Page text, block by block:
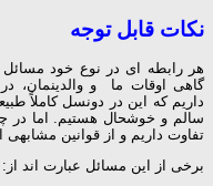
نکات قابل توجه
هر رابطه ای در نوع خود مسائل
گاهی اوقات ما و والدینمان،
داریم که این در دونسل کاملاً
سالم و خوشحال هستیم. اما در
تفاوت داریم و از قوانین مشابهی
برخی از این مسائل عبارت اند از: